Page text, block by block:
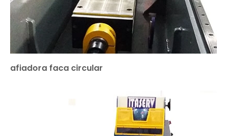
afiadora faca circular